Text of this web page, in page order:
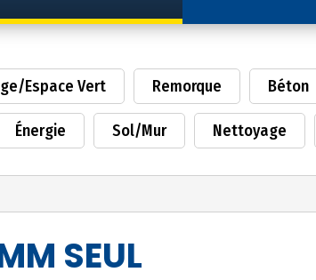
Espace Vert Remorque Béton
Énergie Sol/Mur Nettoyage
SEUL